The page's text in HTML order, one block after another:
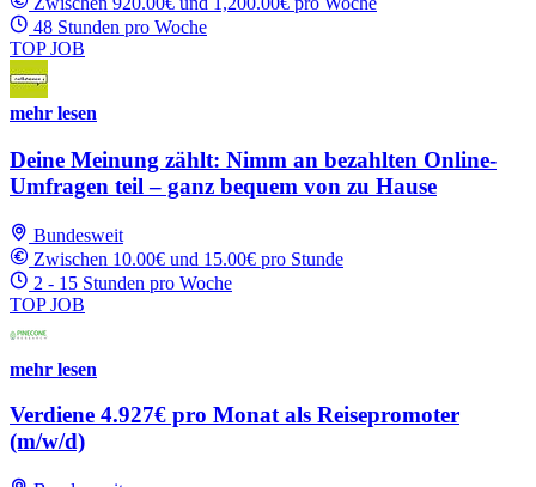
48 Stunden pro Woche
TOP JOB
mehr lesen
Deine Meinung zählt: Nimm an bezahlten Online-
Umfragen teil – ganz bequem von zu Hause
Bundesweit
Zwischen 10.00€ und 15.00€ pro Stunde
2 - 15 Stunden pro Woche
TOP JOB
mehr lesen
Verdiene 4.927€ pro Monat als Reisepromoter
(m/w/d)